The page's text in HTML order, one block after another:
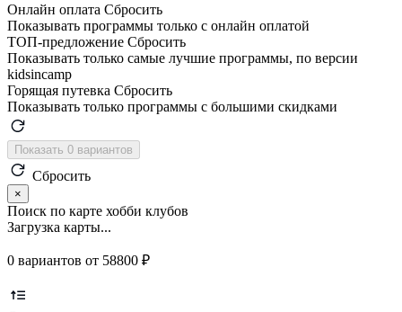
Онлайн оплата Сбросить
Показывать программы только с онлайн оплатой
ТОП-предложение Сбросить
Показывать только самые лучшие программы, по версии
kidsincamp
Горящая путевка Сбросить
Показывать только программы с большими скидками
Показать 0 вариантов
Сбросить
×
Поиск по карте хобби клубов
Загрузка карты...
0 вариантов от 58800 ₽